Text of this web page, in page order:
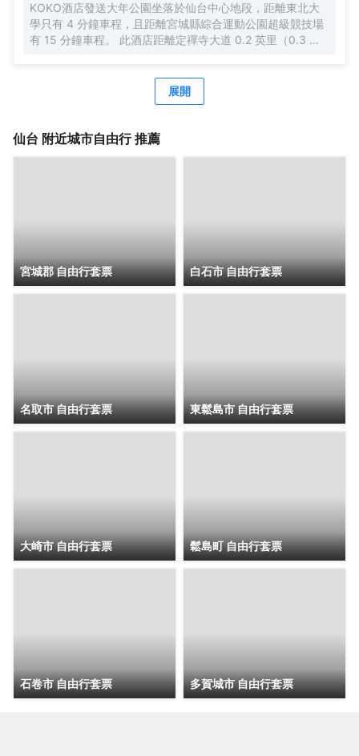
KOKO酒店發送大年公園坐落於仙台中心地段，距離東北大
學只有 4 分鐘車程，且距離宮城縣綜合運動公園超級競技場
有 15 分鐘車程。 此酒店距離定禪寺大道 0.2 英里（0.3 公
括24 小時前台服務、洗衣設施和電梯。 有 230 間空調客房
提供冰箱和平板電視；您定能在旅途中找到家的舒適。提供
的娛樂需求。配備淋浴/盆浴組合的私人浴室提供坐浴桶和吹
展開
仙台 附近城市自由行 推薦
宮城郡 自由行套票 白石市 自由行套票
名取市 自由行套票 東鬆島市 自由行套票
大崎市 自由行套票 鬆島町 自由行套票
石卷市 自由行套票 多賀城市 自由行套票